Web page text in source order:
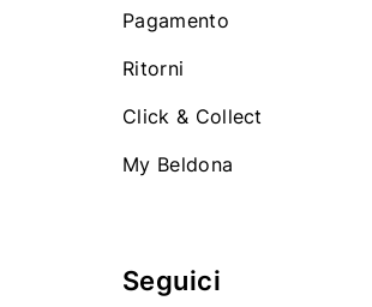
Pagamento
Ritorni
Click & Collect
My Beldona
Seguici